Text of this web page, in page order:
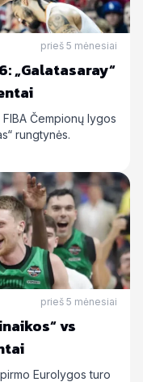
prieš 5 mėnesiai
„Galatasaray“
Čempionų lygos
rungtynės.
prieš 5 mėnesiai
vs
Eurolygos turo